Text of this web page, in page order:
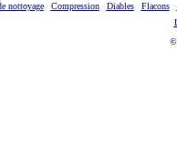
nottoyage Compression Diables Flacons
©